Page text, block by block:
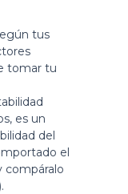
tus
tomar tu
es un
del
el
compáralo